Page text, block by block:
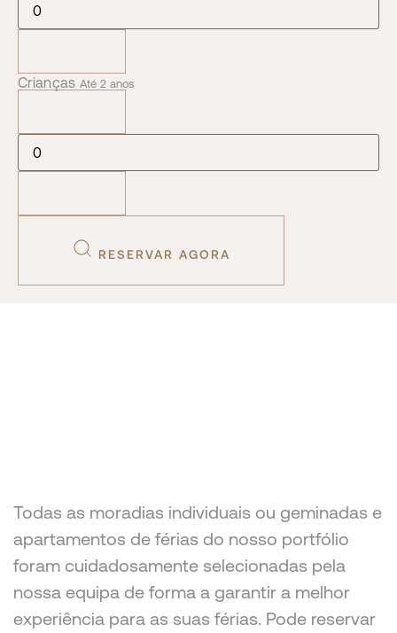
Crianças Até 2 anos
RESERVAR AGORA
Todas as moradias individuais ou geminadas e
apartamentos de férias do nosso portfólio
foram cuidadosamente selecionadas pela
nossa equipa de forma a garantir a melhor
experiência para as suas férias. Pode reservar